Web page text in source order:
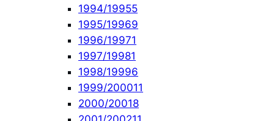
1994/19955
1995/19969
1996/19971
1997/19981
1998/19996
1999/200011
2000/20018